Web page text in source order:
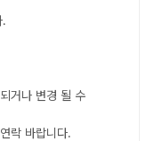
.
거나 변경 될 수
락 바랍니다.